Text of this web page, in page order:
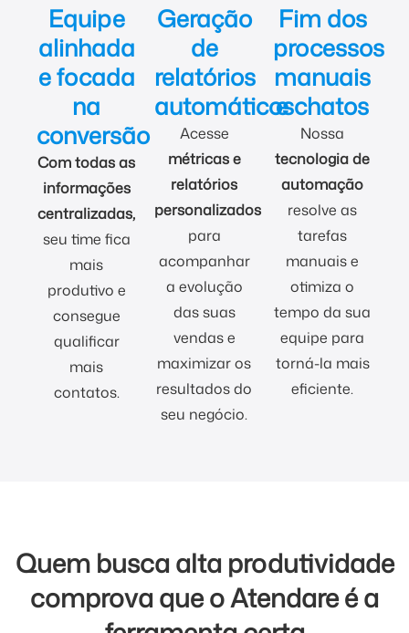
Equipe
alinhada
e focada
na
conversão
Com todas as
informações
centralizadas,
seu time fica
mais
produtivo e
consegue
qualificar
mais
contatos.
Geração
de
relatórios
automáticos
Acesse
métricas e
relatórios
personalizados
para
acompanhar
a evolução
das suas
vendas e
maximizar os
resultados do
seu negócio.
Fim dos
processos
manuais
e chatos
Nossa
tecnologia de
automação
resolve as
tarefas
manuais e
otimiza o
tempo da sua
equipe para
torná-la mais
eficiente.
Quem busca alta produtividade
comprova que o Atendare é a